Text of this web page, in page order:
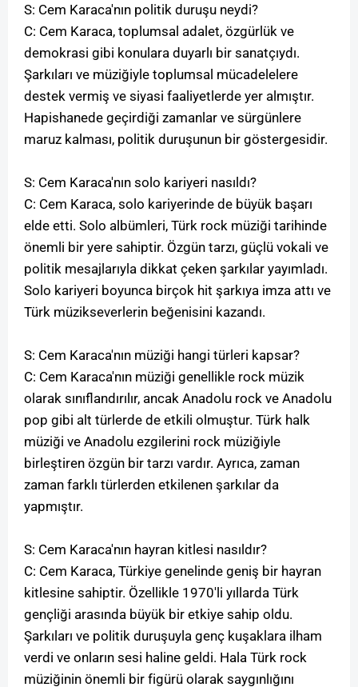
S: Cem Karaca'nın politik duruşu neydi?
C: Cem Karaca, toplumsal adalet, özgürlük ve
demokrasi gibi konulara duyarlı bir sanatçıydı.
Şarkıları ve müziğiyle toplumsal mücadelelere
destek vermiş ve siyasi faaliyetlerde yer almıştır.
Hapishanede geçirdiği zamanlar ve sürgünlere
maruz kalması, politik duruşunun bir göstergesidir.
S: Cem Karaca'nın solo kariyeri nasıldı?
C: Cem Karaca, solo kariyerinde de büyük başarı
elde etti. Solo albümleri, Türk rock müziği tarihinde
önemli bir yere sahiptir. Özgün tarzı, güçlü vokali ve
politik mesajlarıyla dikkat çeken şarkılar yayımladı.
Solo kariyeri boyunca birçok hit şarkıya imza attı ve
Türk müzikseverlerin beğenisini kazandı.
S: Cem Karaca'nın müziği hangi türleri kapsar?
C: Cem Karaca'nın müziği genellikle rock müzik
olarak sınıflandırılır, ancak Anadolu rock ve Anadolu
pop gibi alt türlerde de etkili olmuştur. Türk halk
müziği ve Anadolu ezgilerini rock müziğiyle
birleştiren özgün bir tarzı vardır. Ayrıca, zaman
zaman farklı türlerden etkilenen şarkılar da
yapmıştır.
S: Cem Karaca'nın hayran kitlesi nasıldır?
C: Cem Karaca, Türkiye genelinde geniş bir hayran
kitlesine sahiptir. Özellikle 1970'li yıllarda Türk
gençliği arasında büyük bir etkiye sahip oldu.
Şarkıları ve politik duruşuyla genç kuşaklara ilham
verdi ve onların sesi haline geldi. Hala Türk rock
müziğinin önemli bir figürü olarak saygınlığını